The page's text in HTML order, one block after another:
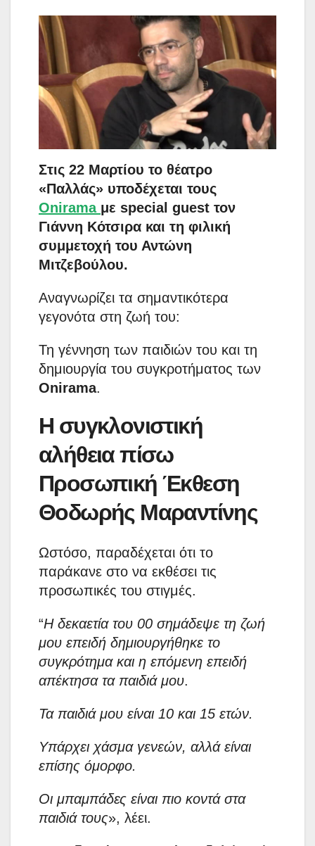
Στις 22 Μαρτίου το θέατρο
«Παλλάς» υποδέχεται τους
Onirama με special guest τον
Γιάννη Κότσιρα και τη φιλική
συμμετοχή του Αντώνη
Μιτζεβούλου.
Αναγνωρίζει τα σημαντικότερα
γεγονότα στη ζωή του:
Τη γέννηση των παιδιών του και τη
δημιουργία του συγκροτήματος των
Onirama.
Η συγκλονιστική
αλήθεια πίσω
Προσωπική Έκθεση
Θοδωρής Μαραντίνης
Ωστόσο, παραδέχεται ότι το
παράκανε στο να εκθέσει τις
προσωπικές του στιγμές.
“Η δεκαετία του 00 σημάδεψε τη ζωή
μου επειδή δημιουργήθηκε το
συγκρότημα και η επόμενη επειδή
απέκτησα τα παιδιά μου.
Τα παιδιά μου είναι 10 και 15 ετών.
Υπάρχει χάσμα γενεών, αλλά είναι
επίσης όμορφο.
Οι μπαμπάδες είναι πιο κοντά στα
παιδιά τους», λέει.